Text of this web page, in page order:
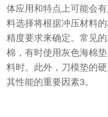
体应用和特点上可能会
料选择将根据冲压材料
精度要求来确定。常见
棉 ，有时使用灰色海棉
料时。此外，刀模垫的
其性能的重要因素3。